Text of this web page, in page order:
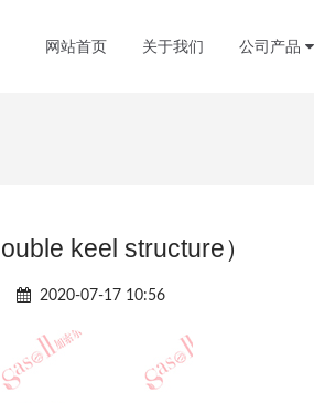
网站首页 关于我们 公司产品
keel structure）
2020-07-17 10:56